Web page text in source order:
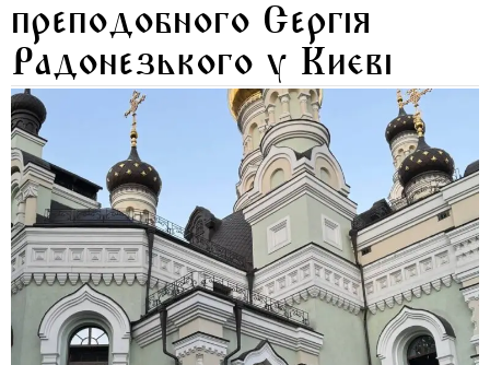
преподобного Сергія
Радонезького у Києві